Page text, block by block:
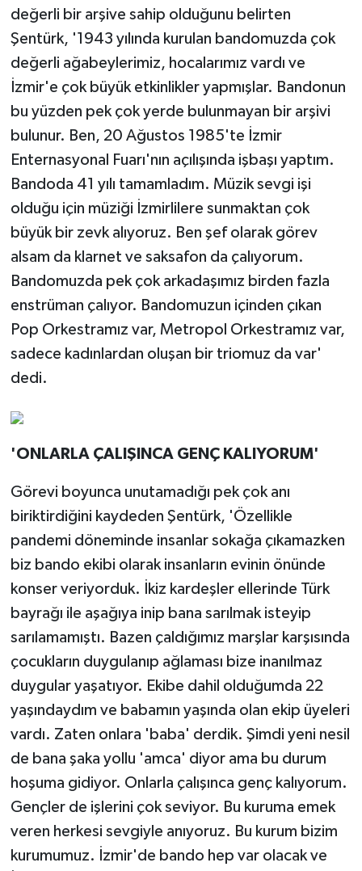
değerli bir arşive sahip olduğunu belirten
Şentürk, '1943 yılında kurulan bandomuzda çok
değerli ağabeylerimiz, hocalarımız vardı ve
İzmir'e çok büyük etkinlikler yapmışlar. Bandonun
bu yüzden pek çok yerde bulunmayan bir arşivi
bulunur. Ben, 20 Ağustos 1985'te İzmir
Enternasyonal Fuarı'nın açılışında işbaşı yaptım.
Bandoda 41 yılı tamamladım. Müzik sevgi işi
olduğu için müziği İzmirlilere sunmaktan çok
büyük bir zevk alıyoruz. Ben şef olarak görev
alsam da klarnet ve saksafon da çalıyorum.
Bandomuzda pek çok arkadaşımız birden fazla
enstrüman çalıyor. Bandomuzun içinden çıkan
Pop Orkestramız var, Metropol Orkestramız var,
sadece kadınlardan oluşan bir triomuz da var'
dedi.
'ONLARLA ÇALIŞINCA GENÇ KALIYORUM'
Görevi boyunca unutamadığı pek çok anı
biriktirdiğini kaydeden Şentürk, 'Özellikle
pandemi döneminde insanlar sokağa çıkamazken
biz bando ekibi olarak insanların evinin önünde
konser veriyorduk. İkiz kardeşler ellerinde Türk
bayrağı ile aşağıya inip bana sarılmak isteyip
sarılamamıştı. Bazen çaldığımız marşlar karşısında
çocukların duygulanıp ağlaması bize inanılmaz
duygular yaşatıyor. Ekibe dahil olduğumda 22
yaşındaydım ve babamın yaşında olan ekip üyeleri
vardı. Zaten onlara 'baba' derdik. Şimdi yeni nesil
de bana şaka yollu 'amca' diyor ama bu durum
hoşuma gidiyor. Onlarla çalışınca genç kalıyorum.
Gençler de işlerini çok seviyor. Bu kuruma emek
veren herkesi sevgiyle anıyoruz. Bu kurum bizim
kurumumuz. İzmir'de bando hep var olacak ve